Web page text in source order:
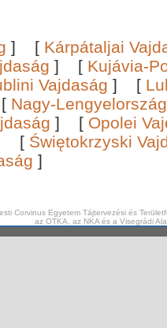
] [ Kárpátaljai
] [ Kujávia-
Vajdaság ] [
[ Nagy-
] [ Opolei
[ Świętokrzyski
]
Corvinus Egyetem Tájtervezési és
az OTKA, az NKA és a Visegrádi